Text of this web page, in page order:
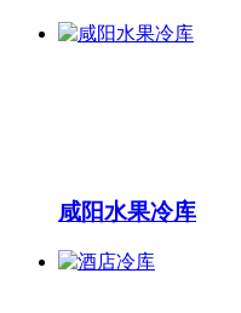
咸阳水果冷库